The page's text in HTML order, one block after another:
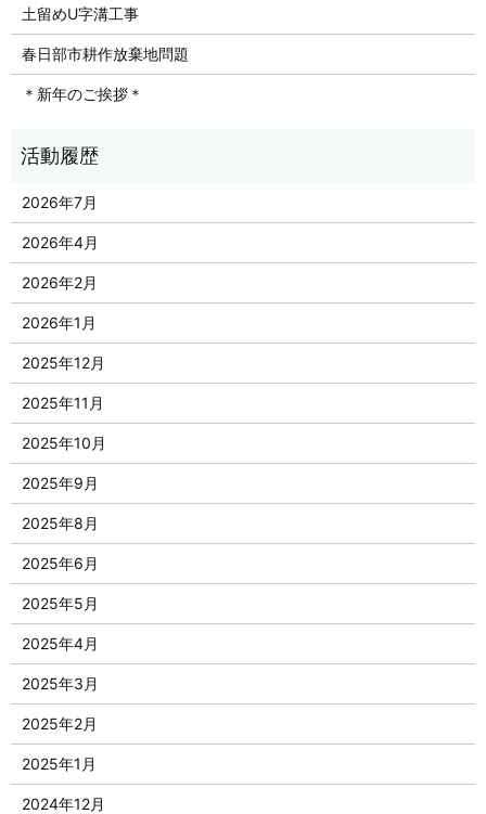
土留めU字溝工事
春日部市耕作放棄地問題
＊新年のご挨拶＊
2026年7月
2026年4月
2026年2月
2026年1月
2025年12月
2025年11月
2025年10月
2025年9月
2025年8月
2025年6月
2025年5月
2025年4月
2025年3月
2025年2月
2025年1月
2024年12月